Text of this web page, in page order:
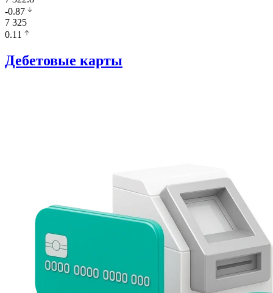
-0.87
7 325
0.11
Дебетовые карты